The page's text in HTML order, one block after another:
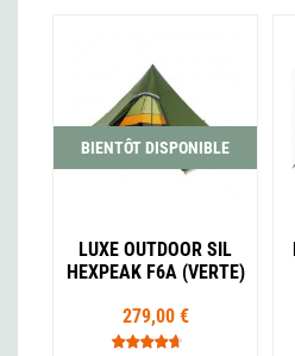
BIENTÔT DISPONIBLE
LUXE OUTDOOR SIL
HEXPEAK F6A (VERTE)
279,00 €